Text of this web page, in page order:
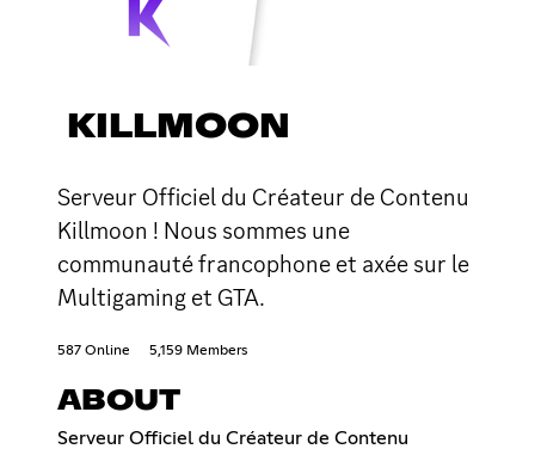
KILLMOON
Serveur Officiel du Créateur de Contenu
Killmoon ! Nous sommes une
communauté francophone et axée sur le
Multigaming et GTA.
587 Online 5,159 Members
ABOUT
Serveur Officiel du Créateur de Contenu